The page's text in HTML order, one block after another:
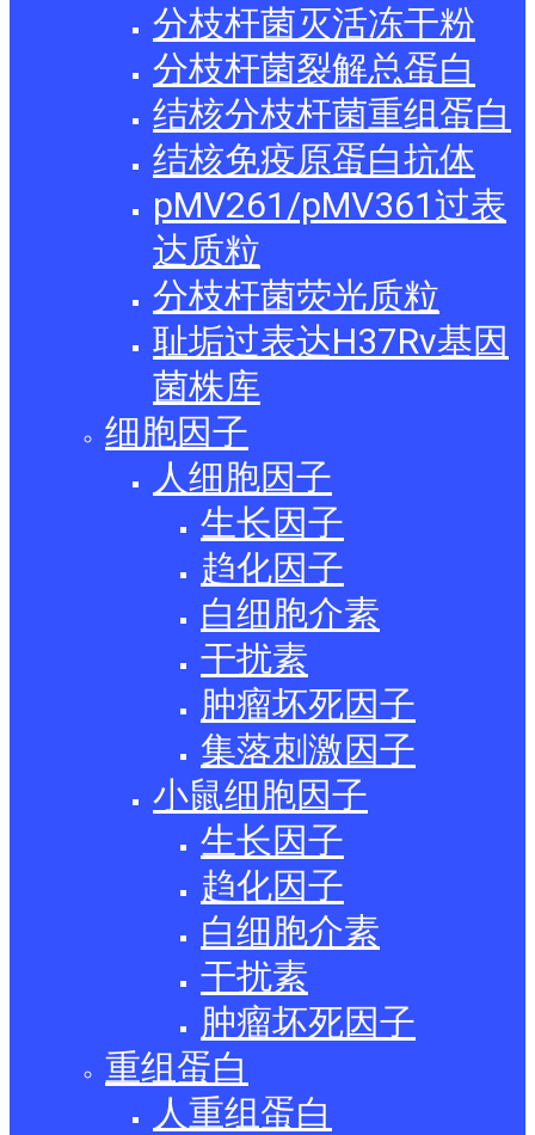
分枝杆菌灭活冻干粉
分枝杆菌裂解总蛋白
结核分枝杆菌重组蛋白
结核免疫原蛋白抗体
pMV261/pMV361过表
达质粒
分枝杆菌荧光质粒
耻垢过表达H37Rv基因
菌株库
细胞因子
人细胞因子
生长因子
趋化因子
白细胞介素
干扰素
肿瘤坏死因子
集落刺激因子
小鼠细胞因子
生长因子
趋化因子
白细胞介素
干扰素
肿瘤坏死因子
重组蛋白
人重组蛋白